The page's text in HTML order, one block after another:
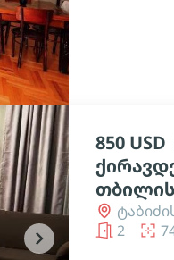
chevron_right
850 USD
2